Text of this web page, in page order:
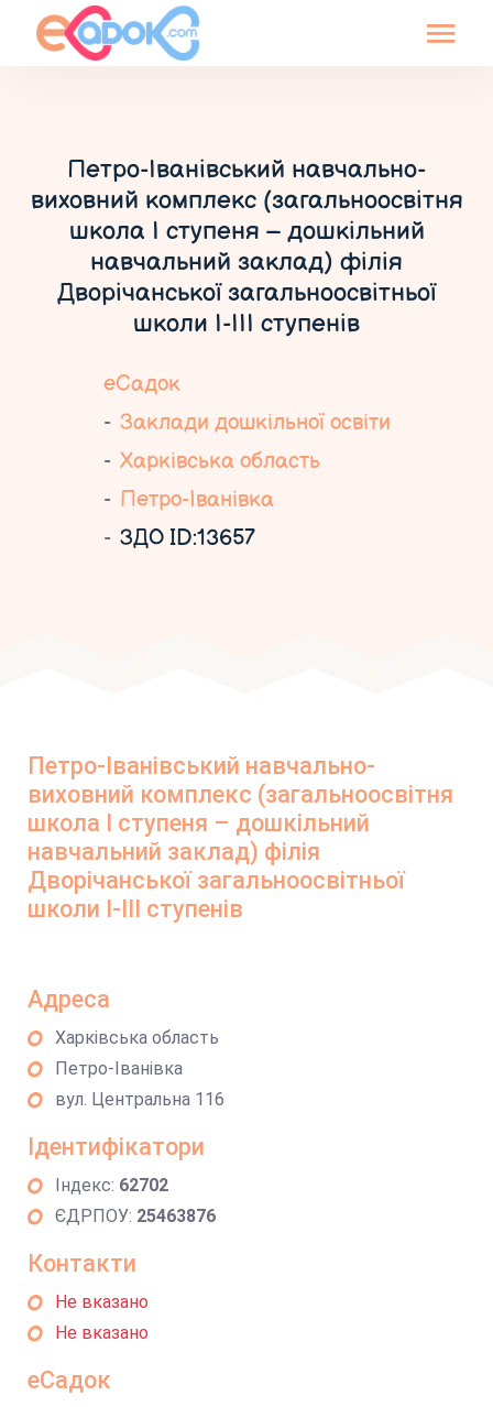
Петро-Іванівський навчально-
виховний комплекс (загальноосвітня
школа І ступеня – дошкільний
навчальний заклад) філія
Дворічанської загальноосвітньої
школи І-ІІІ ступенів
еСадок
Заклади дошкільної освіти
Харківська область
Петро-Іванівка
ЗДО ID:13657
Петро-Іванівський навчально-
виховний комплекс (загальноосвітня
школа І ступеня – дошкільний
навчальний заклад) філія
Дворічанської загальноосвітньої
школи І-ІІІ ступенів
Адреса
Харківська область
Петро-Іванівка
вул. Центральна 116
Ідентифікатори
Індекс: 62702
ЄДРПОУ: 25463876
Контакти
Не вказано
Не вказано
еСадок